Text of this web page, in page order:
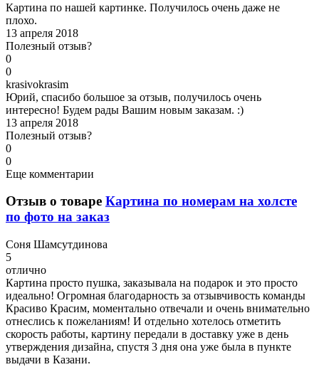
Картина по нашей картинке. Получилось очень даже не
плохо.
13 апреля 2018
Полезный отзыв?
0
0
krasivokrasim
Юрий, спасибо большое за отзыв, получилось очень
интересно! Будем рады Вашим новым заказам. :)
13 апреля 2018
Полезный отзыв?
0
0
Еще комментарии
Отзыв о товаре Картина по номерам на холсте
по фото на заказ
Соня Шамсутдинова
5
отлично
Картина просто пушка, заказывала на подарок и это просто
идеально! Огромная благодарность за отзывчивость команды
Красиво Красим, моментально отвечали и очень внимательно
отнеслись к пожеланиям! И отдельно хотелось отметить
скорость работы, картину передали в доставку уже в день
утверждения дизайна, спустя 3 дня она уже была в пункте
выдачи в Казани.